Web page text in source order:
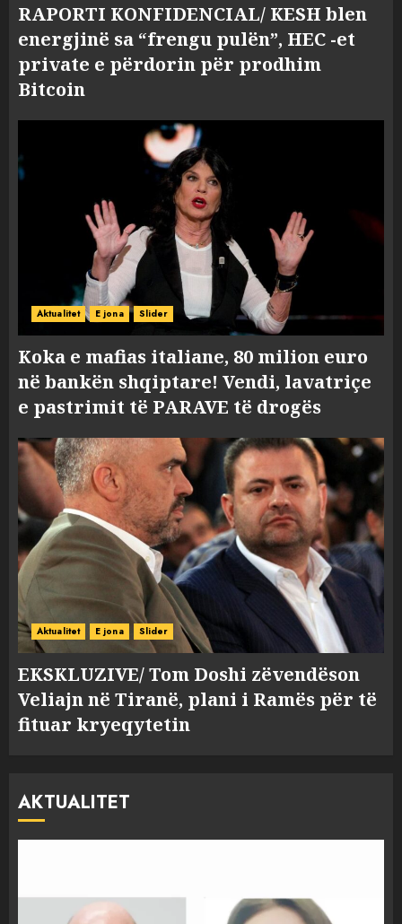
RAPORTI KONFIDENCIAL/ KESH blen
energjinë sa “frengu pulën”, HEC -et
private e përdorin për prodhim
Bitcoin
Aktualitet E jona Slider
Koka e mafias italiane, 80 milion euro
në bankën shqiptare! Vendi, lavatriçe
e pastrimit të PARAVE të drogës
Aktualitet E jona Slider
EKSKLUZIVE/ Tom Doshi zëvendëson
Veliajn në Tiranë, plani i Ramës për të
fituar kryeqytetin
AKTUALITET